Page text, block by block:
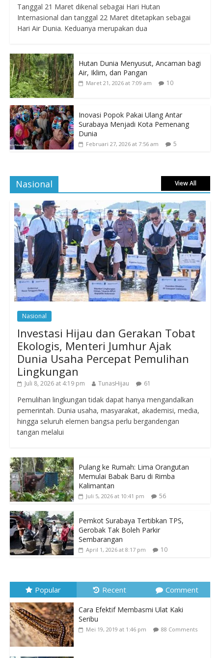
Tanggal 21 Maret dikenal sebagai Hari Hutan
Internasional dan tanggal 22 Maret ditetapkan sebagai
Hari Air Dunia. Keduanya merupakan dua
Hutan Dunia Menyusut, Ancaman bagi
Air, Iklim, dan Pangan
Maret 21, 2026 at 7:09 am 10
Inovasi Popok Pakai Ulang Antar
Surabaya Menjadi Kota Pemenang
Dunia
Februari 27, 2026 at 7:56 am 5
Nasional View All
Nasional
Investasi Hijau dan Gerakan Tobat
Ekologis, Menteri Jumhur Ajak
Dunia Usaha Percepat Pemulihan
Lingkungan
Juli 8, 2026 at 4:19 pm TunasHijau 61
Pemulihan lingkungan tidak dapat hanya mengandalkan
pemerintah. Dunia usaha, masyarakat, akademisi, media,
hingga seluruh elemen bangsa perlu bergandengan
tangan melalui
Pulang ke Rumah: Lima Orangutan
Memulai Babak Baru di Rimba
Kalimantan
Juli 5, 2026 at 10:41 pm 56
Pemkot Surabaya Tertibkan TPS,
Gerobak Tak Boleh Parkir
Sembarangan
April 1, 2026 at 8:17 pm 10
Popular Recent Comment
Cara Efektif Membasmi Ulat Kaki
Seribu
Mei 19, 2019 at 1:46 pm 88 Comments